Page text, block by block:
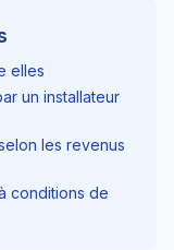
elles
un installateur
les revenus
conditions de